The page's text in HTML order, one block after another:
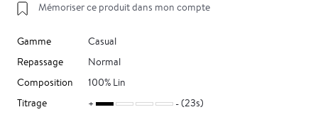
Mémoriser ce produit dans mon compte
Gamme
Casual
Repassage
Normal
Composition
100% Lin
Titrage
(23s)